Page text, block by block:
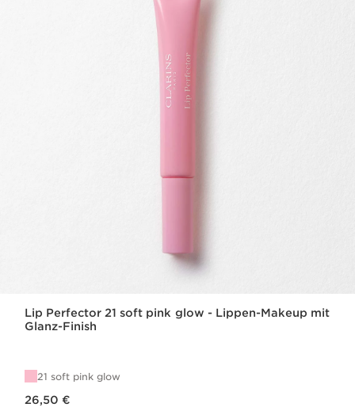
Lip Perfector 21 soft pink glow - Lippen-Makeup mit
Glanz-Finish
21 soft pink glow
26,50 €